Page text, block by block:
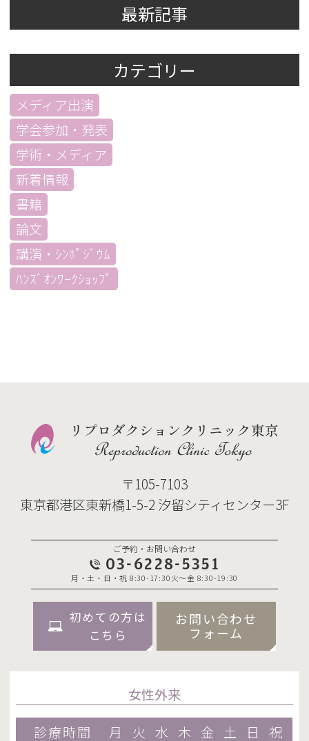
最新記事
カテゴリー
メディア出演
学会参加・発表
学術・メディア
新着情報
書籍
論文
講演・ｼﾝﾎﾟｼﾞｳﾑ
ﾊﾝｽﾞｵﾝﾜｰｸｼｮｯﾌﾟ
〒105-7103
東京都港区東新橋1-5-2 汐留シティセンター3F
ご予約・お問い合わせ
03-6228-5351
月・土・日・祝 8:30-17:30 火～金 8:30-19:30
初めての方は
こちら
お問い合わせ
フォーム
女性外来
診療時間
月 火 水 木 金 土 日 祝